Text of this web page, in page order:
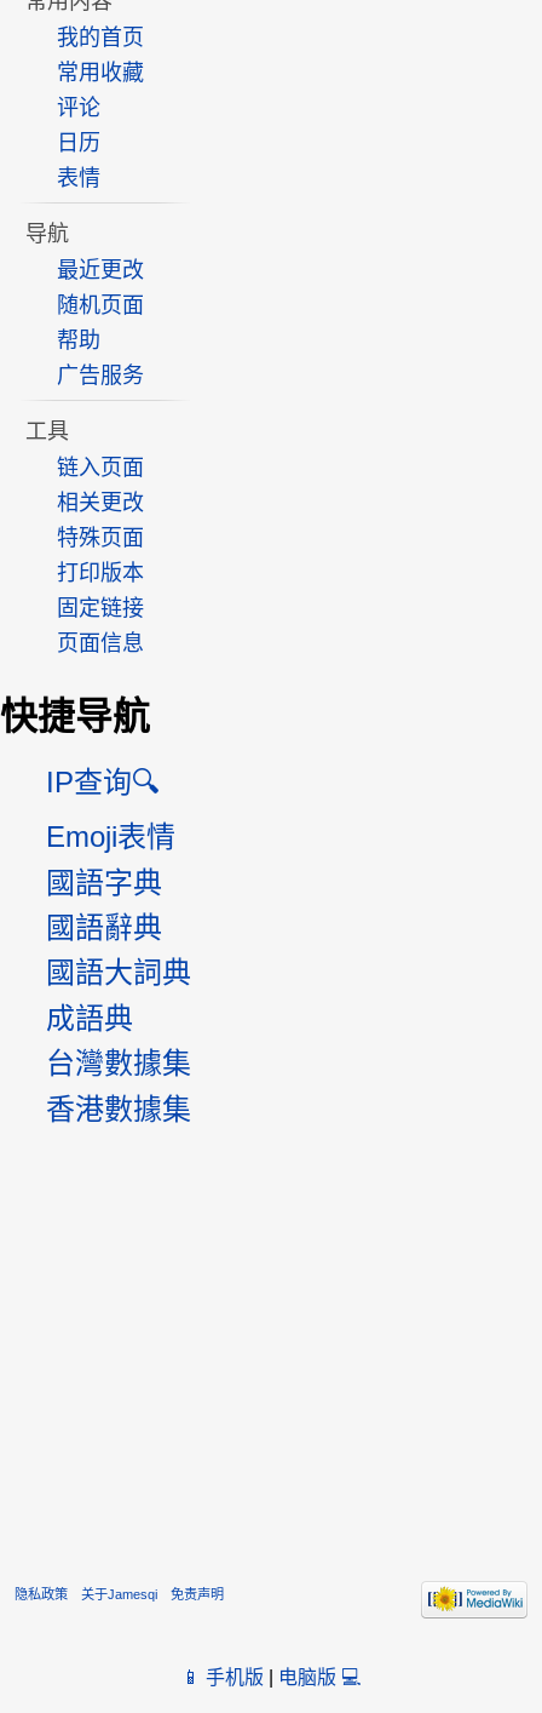
我的首页
常用收藏
评论
日历
表情
导航
最近更改
随机页面
帮助
广告服务
工具
链入页面
相关更改
特殊页面
打印版本
固定链接
页面信息
快捷导航
IP查询🔍
Emoji表情
國語字典
國語辭典
國語大詞典
成語典
台灣數據集
香港數據集
隐私政策 关于Jamesqi 免责声明
📱 手机版 电脑版 💻